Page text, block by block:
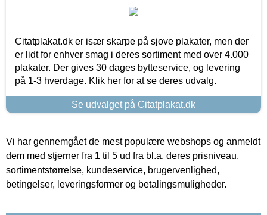
Citatplakat.dk er især skarpe på sjove plakater, men der
er lidt for enhver smag i deres sortiment med over 4.000
plakater. Der gives 30 dages bytteservice, og levering
på 1-3 hverdage. Klik her for at se deres udvalg.
Se udvalget på Citatplakat.dk
Vi har gennemgået de mest populære webshops og anmeldt
dem med stjerner fra 1 til 5 ud fra bl.a. deres prisniveau,
sortimentstørrelse, kundeservice, brugervenlighed,
betingelser, leveringsformer og betalingsmuligheder.